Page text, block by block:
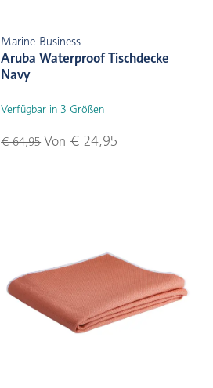
Marine Business
Aruba Waterproof Tischdecke
Navy
Verfügbar in 3 Größen
€ 64,95Von € 24,95